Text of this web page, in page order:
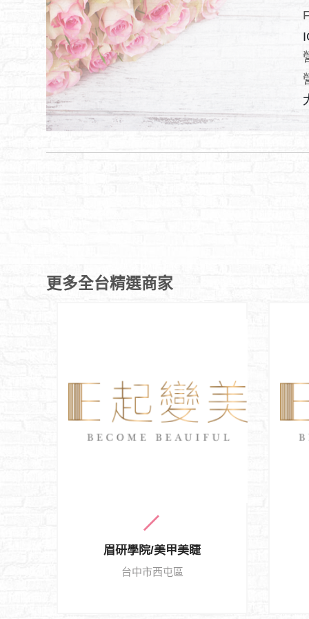
更多全台精選商家
眉研學院/美甲美睫
台中市西屯區